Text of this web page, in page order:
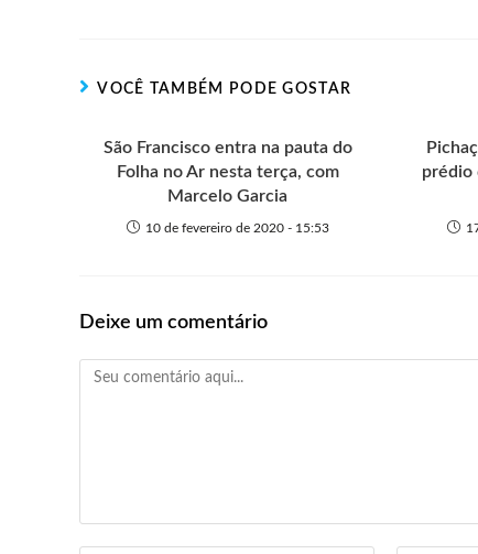
e
k
p
e
VOCÊ TAMBÉM PODE GOSTAR
São Francisco entra na pauta do
Folha no Ar nesta terça, com
Marcelo Garcia
10 de fevereiro de 2020 - 15:53
prédio
Deixe um comentário